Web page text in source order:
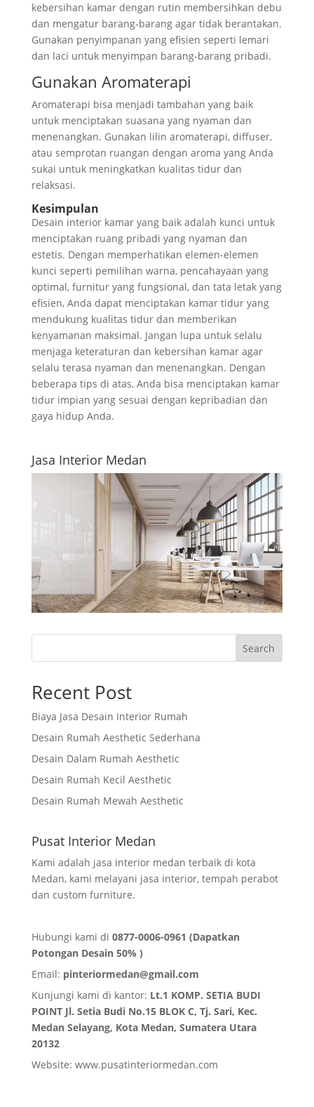
kebersihan kamar dengan rutin membersihkan debu
dan mengatur barang-barang agar tidak berantakan.
Gunakan penyimpanan yang efisien seperti lemari
dan laci untuk menyimpan barang-barang pribadi.
Gunakan Aromaterapi
Aromaterapi bisa menjadi tambahan yang baik
untuk menciptakan suasana yang nyaman dan
menenangkan. Gunakan lilin aromaterapi, diffuser,
atau semprotan ruangan dengan aroma yang Anda
sukai untuk meningkatkan kualitas tidur dan
relaksasi.
Kesimpulan
Desain interior kamar yang baik adalah kunci untuk
menciptakan ruang pribadi yang nyaman dan
estetis. Dengan memperhatikan elemen-elemen
kunci seperti pemilihan warna, pencahayaan yang
optimal, furnitur yang fungsional, dan tata letak yang
efisien, Anda dapat menciptakan kamar tidur yang
mendukung kualitas tidur dan memberikan
kenyamanan maksimal. Jangan lupa untuk selalu
menjaga keteraturan dan kebersihan kamar agar
selalu terasa nyaman dan menenangkan. Dengan
beberapa tips di atas, Anda bisa menciptakan kamar
tidur impian yang sesuai dengan kepribadian dan
gaya hidup Anda.
Jasa Interior Medan
Search
Recent Post
Biaya Jasa Desain Interior Rumah
Desain Rumah Aesthetic Sederhana
Desain Dalam Rumah Aesthetic
Desain Rumah Kecil Aesthetic
Desain Rumah Mewah Aesthetic
Pusat Interior Medan
Kami adalah jasa interior medan terbaik di kota
Medan, kami melayani jasa interior, tempah perabot
dan custom furniture.
Hubungi kami di 0877-0006-0961 (Dapatkan
Potongan Desain 50% )
Email: pinteriormedan@gmail.com
Kunjungi kami di kantor: Lt.1 KOMP. SETIA BUDI
POINT Jl. Setia Budi No.15 BLOK C, Tj. Sari, Kec.
Medan Selayang, Kota Medan, Sumatera Utara
20132
Website: www.pusatinteriormedan.com